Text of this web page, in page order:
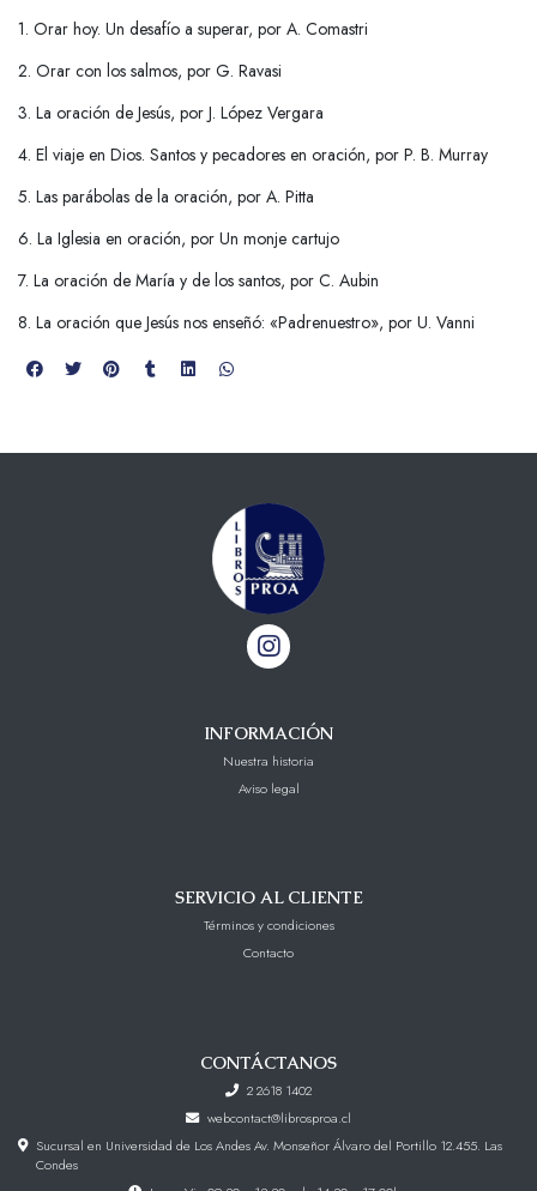
1. Orar hoy. Un desafío a superar, por A. Comastri
2. Orar con los salmos, por G. Ravasi
3. La oración de Jesús, por J. López Vergara
4. El viaje en Dios. Santos y pecadores en oración, por P. B. Murray
5. Las parábolas de la oración, por A. Pitta
6. La Iglesia en oración, por Un monje cartujo
7. La oración de María y de los santos, por C. Aubin
8. La oración que Jesús nos enseñó: «Padrenuestro», por U. Vanni
INFORMACIÓN
Nuestra historia
Aviso legal
SERVICIO AL CLIENTE
Términos y condiciones
Contacto
CONTÁCTANOS
2 2618 1402
webcontact@librosproa.cl
Sucursal en Universidad de Los Andes Av. Monseñor Álvaro del Portillo 12.455. Las
Condes